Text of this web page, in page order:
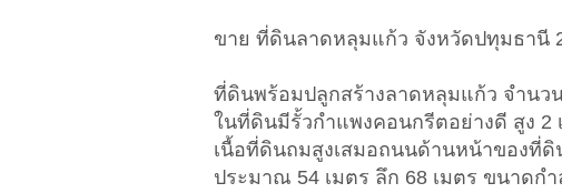
ขาย ที่ดินลาดหลุมแก้ว จังหวัดปทุมธานี
ที่ดินพร้อมปลูกสร้างลาดหลุมแก้ว จำนวน
ในที่ดินมีรั้วกำแพงคอนกรีตอย่างดี สูง 2
เนื้อที่ดินถมสูงเสมอถนนด้านหน้าของที่
ประมาณ 54 เมตร ลึก 68 เมตร ขนาดก